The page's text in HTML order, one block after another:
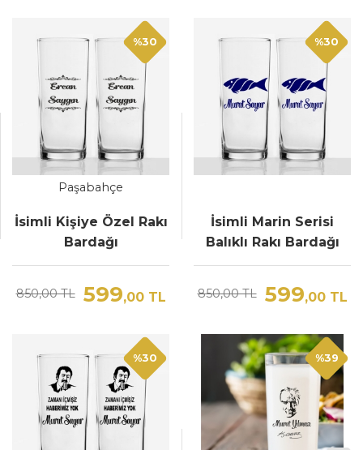
Paşabahçe
İsimli Kişiye Özel Rakı
Bardağı
850,00 TL 599,00TL
%30
İsimli Marin Serisi
Balıklı Rakı Bardağı
850,00 TL 599,00TL
%30
%30 %39